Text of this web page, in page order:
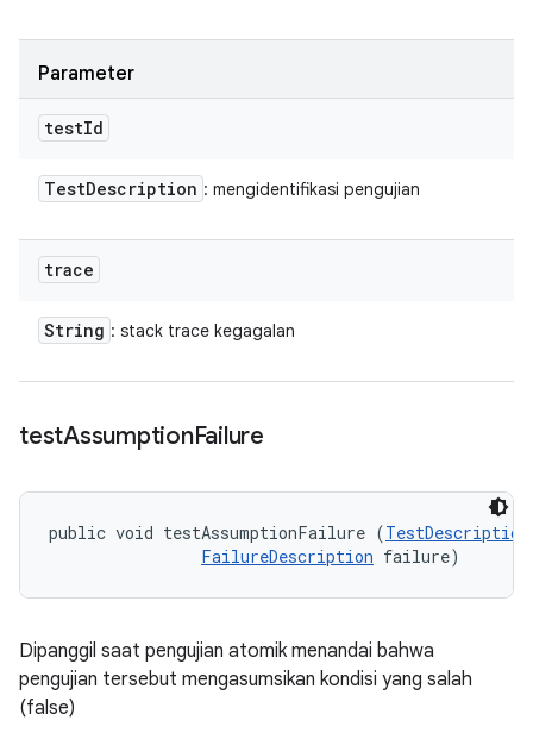
Parameter
testId
TestDescription : mengidentifikasi pengujian
trace
String : stack trace kegagalan
testAssumptionFailure
public void testAssumptionFailure (TestDescription
FailureDescription failure)
Dipanggil saat pengujian atomik menandai bahwa
pengujian tersebut mengasumsikan kondisi yang salah
(false)